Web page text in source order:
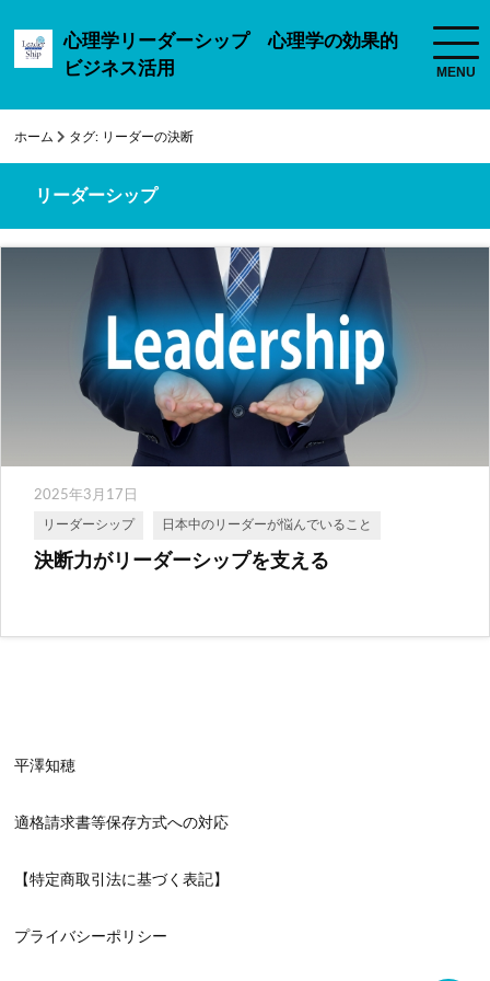
心理学リーダーシップ 心理学の効果的
ビジネス活用
ホーム タグ: リーダーの決断
リーダーシップ
2025年3月17日
リーダーシップ 日本中のリーダーが悩んでいること
決断力がリーダーシップを支える
平澤知穂
適格請求書等保存方式への対応
【特定商取引法に基づく表記】
プライバシーポリシー